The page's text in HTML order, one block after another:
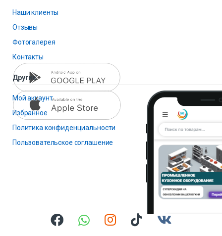
Наши клиенты
Отзывы
Фотогалерея
Контакты
Другие
Мой аккаунт
Избранное
Политика конфиденциальности
Пользовательское соглашение